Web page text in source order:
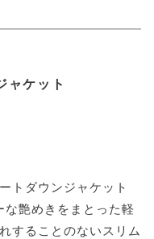
ャケット
トダウンジャケット
な艶めきをまとった軽
することのないスリム